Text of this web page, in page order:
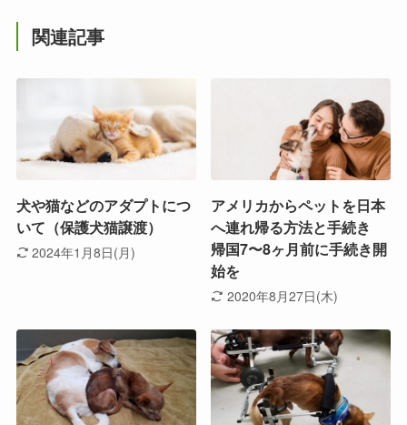
関連記事
犬や猫などのアダプトにつ
いて（保護犬猫譲渡）
2024年1月8日(月)
アメリカからペットを日本
へ連れ帰る方法と手続き
帰国7〜8ヶ月前に手続き開
始を
2020年8月27日(木)